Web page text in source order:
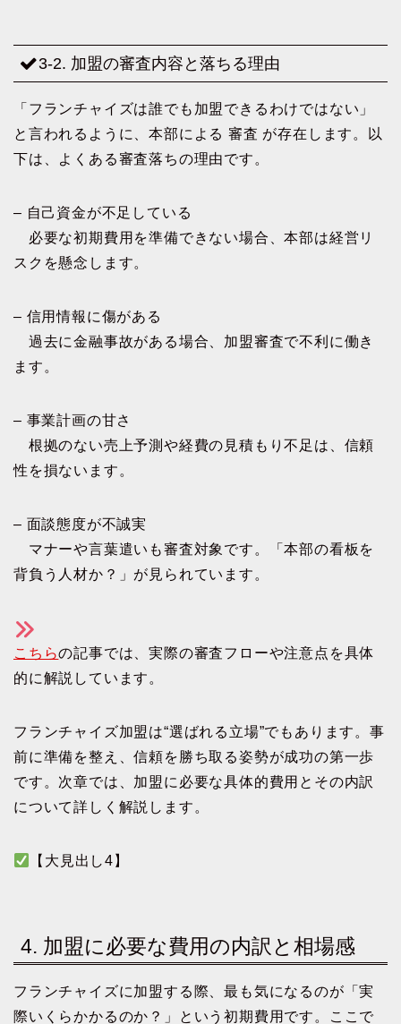
3-2. 加盟の審査内容と落ちる理由
「フランチャイズは誰でも加盟できるわけではない」
と言われるように、本部による 審査 が存在します。以
下は、よくある審査落ちの理由です。
– 自己資金が不足している
必要な初期費用を準備できない場合、本部は経営リ
スクを懸念します。
– 信用情報に傷がある
過去に金融事故がある場合、加盟審査で不利に働き
ます。
– 事業計画の甘さ
根拠のない売上予測や経費の見積もり不足は、信頼
性を損ないます。
– 面談態度が不誠実
マナーや言葉遣いも審査対象です。「本部の看板を
背負う人材か？」が見られています。
こちらの記事では、実際の審査フローや注意点を具体
的に解説しています。
フランチャイズ加盟は“選ばれる立場”でもあります。事
前に準備を整え、信頼を勝ち取る姿勢が成功の第一歩
です。次章では、加盟に必要な具体的費用とその内訳
について詳しく解説します。
【大見出し4】
4. 加盟に必要な費用の内訳と相場感
フランチャイズに加盟する際、最も気になるのが「実
際いくらかかるのか？」という初期費用です。ここで